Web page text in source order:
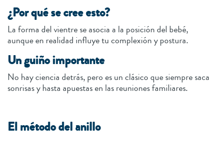
¿Por qué se cree esto?
La forma del vientre se asocia a la posición del bebé,
aunque en realidad influye tu complexión y postura.
Un guiño importante
No hay ciencia detrás, pero es un clásico que siempre saca
sonrisas y hasta apuestas en las reuniones familiares.
El método del anillo